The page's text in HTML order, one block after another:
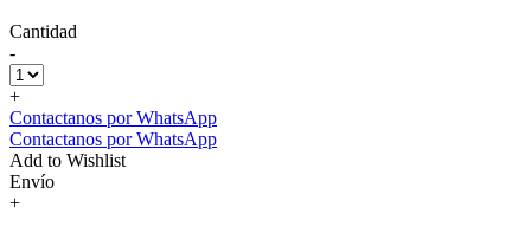
Cantidad
-
+
Contactanos por WhatsApp
Contactanos por WhatsApp
Add to Wishlist
Envío
+